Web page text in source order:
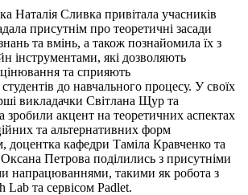
Наталія Сливка привітала учасників
присутнім про теоретичні засади
та вмінь, а також познайомила їх з
інструментами, які дозволяють
та сприяють
до навчального процесу. У своїх
викладачки Світлана Щур та
зробили акцент на теоретичних аспектах
та альтернативних форм
доцентка кафедри Таміла Кравченко та
Петрова поділились з присутніми
напрацюваннями, такими як робота з
та сервісом Padlet.